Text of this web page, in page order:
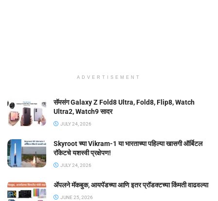
ADVERTISEMENT
सॅमसंग Galaxy Z Fold8 Ultra, Fold8, Flip8, Watch
Ultra2, Watch9 सादर
JULY 24, 2026
Skyroot च्या Vikram-1 या भारताच्या पहिल्या खासगी ऑर्बिटल
रॉकेटचे यशस्वी प्रक्षेपण!
JULY 24, 2026
ॲपलने मॅकबुक, आयपॅडच्या आणि इतर प्रॉडक्टच्या किंमती वाढवल्या
JUNE 25, 2026